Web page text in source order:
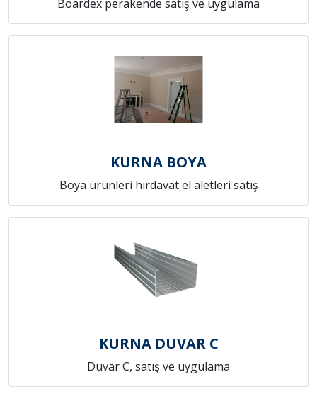
Boardex perakende satış ve uygulama
KURNA BOYA
Boya ürünleri hırdavat el aletleri satış
KURNA DUVAR C
Duvar C, satış ve uygulama